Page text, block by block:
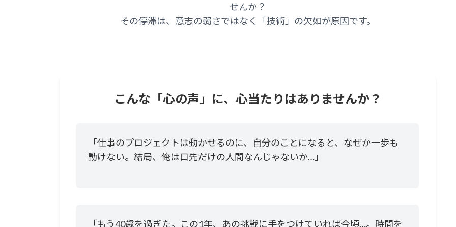
せんか？
その停滞は、意志の弱さではなく「技術」の欠如が原因です。
こんな「心の声」に、心当たりはありませんか？
「仕事のプロジェクトは動かせるのに、自分のことになると、なぜか一歩も
動けない。結局、俺は口先だけの人間なんじゃないか…」
「もう40歳を過ぎた。この1年、あの挑戦に手をつけていれば今頃…。時間を